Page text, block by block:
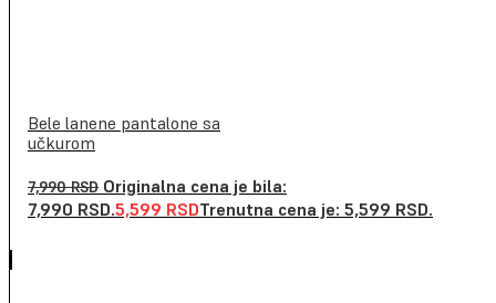
Bele lanene pantalone sa
učkurom
7,990RSD Originalna cena je bila:
7,990 RSD.5,599 RSDTrenutna cena je: 5,599 RSD.